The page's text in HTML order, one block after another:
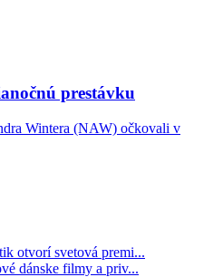
prestávku
Wintera (NAW) očkovali v
otvorí svetová premi...
dánske filmy a priv...